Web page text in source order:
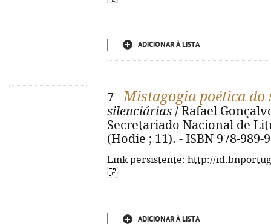
ADICIONAR À LISTA
7 -Mistagogia poética
silenciárias / Rafael
Secretariado Nacional de
(Hodie ; 11). - ISBN 978-989-
Link persistente: http://
ADICIONAR À LISTA